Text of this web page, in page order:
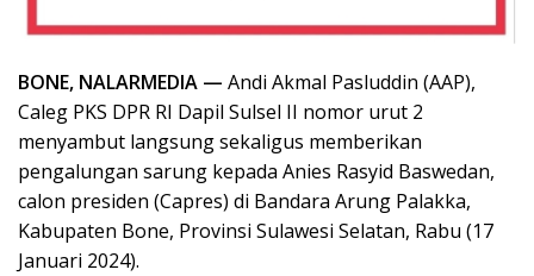
BONE, NALARMEDIA — Andi Akmal Pasluddin (AAP),
Caleg PKS DPR RI Dapil Sulsel II nomor urut 2
menyambut langsung sekaligus memberikan
pengalungan sarung kepada Anies Rasyid Baswedan,
calon presiden (Capres) di Bandara Arung Palakka,
Kabupaten Bone, Provinsi Sulawesi Selatan, Rabu (17
Januari 2024).